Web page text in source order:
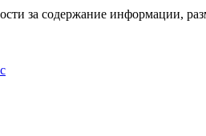
за содержание информации,